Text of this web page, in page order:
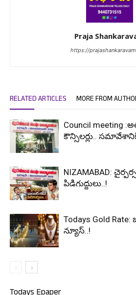
Praja
https://
RELATED ARTICLES MORE FROM
Council meeting
కౌన్సిలర్లు..
NIZAMABAD:
పిడిగుద్దులు..!
Todays Gold
న్యూస్..!